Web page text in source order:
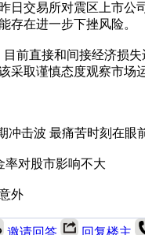
交易所对震区上市公
存在进一步下挫风险。
直接和间接经济损失
采取谨慎态度观察市场
冲击波 最痛苦时刻在眼
率对股市影响不大
外
邀请回答 回复楼主